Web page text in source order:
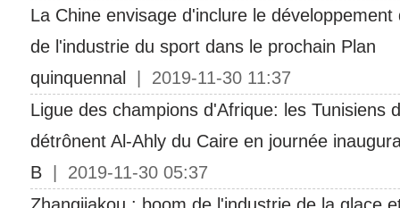
La Chine envisage d'inclure le
de l'industrie du sport dans le prochain Plan
quinquennal
| 2019-11-30 11:37
Ligue des champions d'Afrique: les Tunisiens
détrônent Al-Ahly du Caire en journée
B | 2019-11-30 05:37